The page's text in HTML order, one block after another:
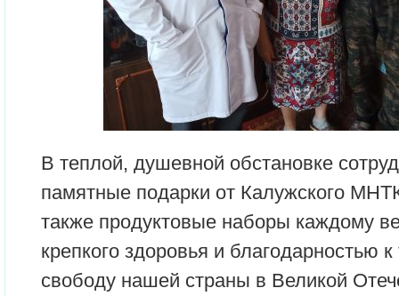
В теплой, душевной обстановке
памятные подарки от Калужского
также продуктовые наборы каждому
крепкого здоровья и благодарностью
свободу нашей страны в Великой